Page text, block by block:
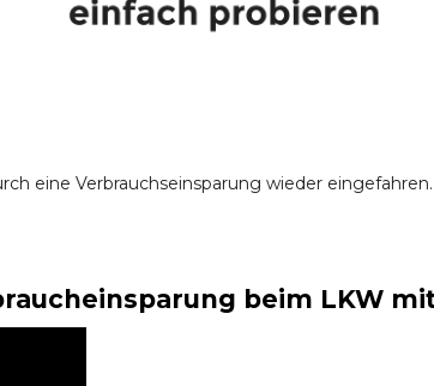
eine Verbrauchseinsparung wieder eingefahren.
beim LKW